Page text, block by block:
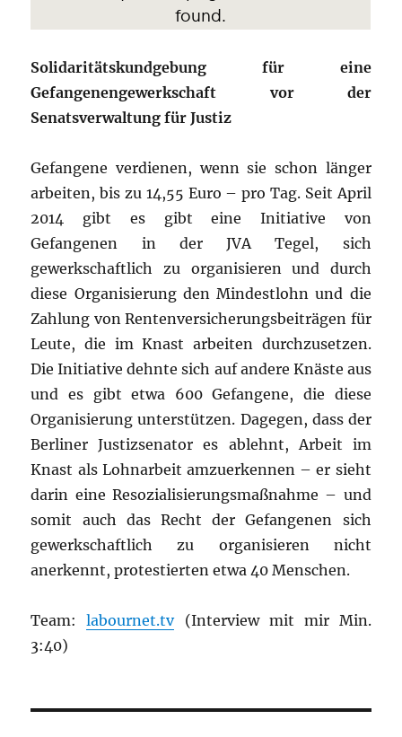
Solidaritätskundgebung für eine
Gefangenengewerkschaft vor der
Senatsverwaltung für Justiz
Gefangene verdienen, wenn sie schon länger
arbeiten, bis zu 14,55 Euro – pro Tag. Seit April
2014 gibt es gibt eine Initiative von
Gefangenen in der JVA Tegel, sich
gewerkschaftlich zu organisieren und durch
diese Organisierung den Mindestlohn und die
Zahlung von Rentenversicherungsbeiträgen für
Leute, die im Knast arbeiten durchzusetzen.
Die Initiative dehnte sich auf andere Knäste aus
und es gibt etwa 600 Gefangene, die diese
Organisierung unterstützen. Dagegen, dass der
Berliner Justizsenator es ablehnt, Arbeit im
Knast als Lohnarbeit amzuerkennen – er sieht
darin eine Resozialisierungsmaßnahme – und
somit auch das Recht der Gefangenen sich
gewerkschaftlich zu organisieren nicht
anerkennt, protestierten etwa 40 Menschen.
Team:labournet.tv(Interview mit mir Min.
3:40)